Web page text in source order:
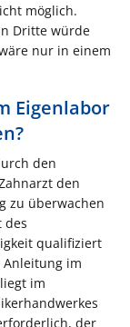
möglich.
Dritte würde
nur in einem
Eigenlabor
den
den
zu überwachen
des
qualifiziert
im
im
der